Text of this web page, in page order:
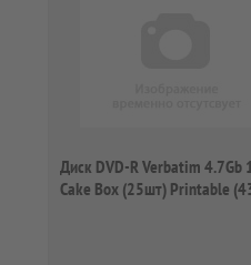
Диск DVD-R Verbatim 4.7Gb
Cake Box (25шт) Printable